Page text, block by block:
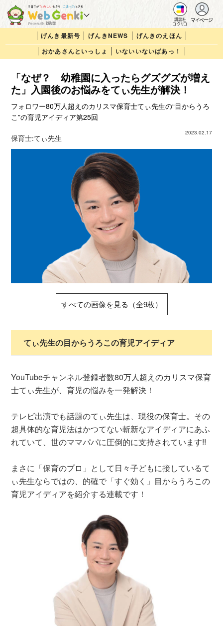
講談社
コクリコ
マイページ
げんき最新号 げんきNEWS
げんきのえほん
おかあさんといっしょ
いないいないばあっ！
「なぜ？ 幼稚園に入ったらグズグズが増え
た」入園後のお悩みをてぃ先生が解決！
フォロワー80万人超えのカリスマ保育士てぃ先生の“目からうろ
こ”の育児アイディア第25回
2023.02.17
保育士:てぃ先生
すべての画像を見る（全9枚）
てぃ先生の目からうろこの育児アイディア
YouTubeチャンネル登録者数80万人超えのカリスマ保育
士てぃ先生が、育児の悩みを一発解決！
テレビ出演でも話題のてぃ先生は、現役の保育士。その
超具体的な育児法はかつてない斬新なアイディアにあふ
れていて、世のママパパに圧倒的に支持されています!!
まさに「保育のプロ」として日々子どもに接しているて
ぃ先生ならではの、的確で「すぐ効く」目からうろこの
育児アイディアを紹介する連載です！